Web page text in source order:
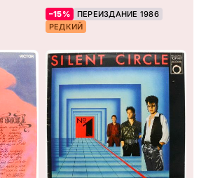
–15%
ПЕРЕИЗДАНИЕ 1986
РЕДКИЙ